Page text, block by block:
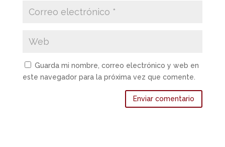
Guarda mi nombre, correo electrónico y web en
este navegador para la próxima vez que comente.